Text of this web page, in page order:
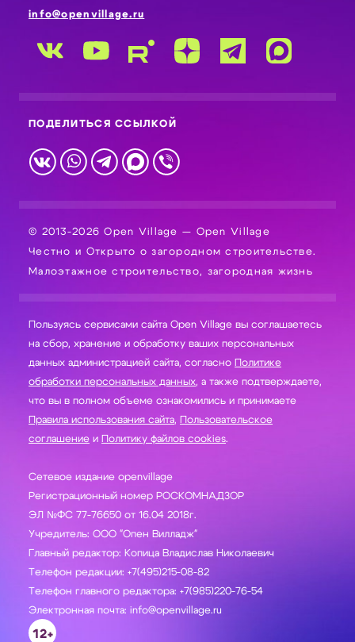
info@openvillage.ru
ПОДЕЛИТЬСЯ ССЫЛКОЙ
© 2013-2026 Open Village — Open Village
Честно и Открыто о загородном строительстве.
Малоэтажное строительство, загородная жизнь
Пользуясь сервисами сайта Open Village вы соглашаетесь
на сбор, хранение и обработку ваших персональных
данных администрацией сайта, согласно Политике
обработки персональных данных, а также подтверждаете,
что вы в полном объеме ознакомились и принимаете
Правила использования сайта, Пользовательское
соглашение и Политику файлов cookies.
Сетевое издание openvillage
Регистрационный номер РОСКОМНАДЗОР
ЭЛ №ФС 77-76650 от 16.04 2018г.
Учредитель: ООО "Опен Вилладж"
Главный редактор: Копица Владислав Николаевич
Телефон редакции: +7(495)215-08-82
Телефон главного редактора: +7(985)220-76-54
Электронная почта: info@openvillage.ru
12+